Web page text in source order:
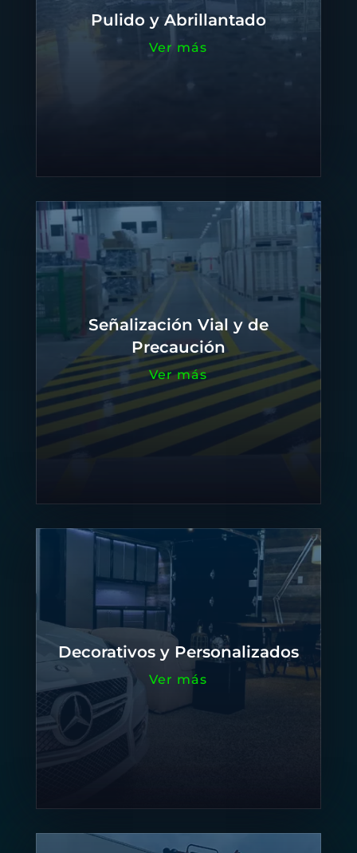
Pulido y Abrillantado
Ver más
Señalización Vial y de
Precaución
Ver más
Decorativos y Personalizados
Ver más